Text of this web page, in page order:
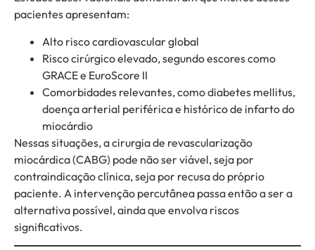
pacientes apresentam:
Alto risco cardiovascular global
Risco cirúrgico elevado, segundo escores como
GRACE e EuroScore II
Comorbidades relevantes, como diabetes mellitus,
doença arterial periférica e histórico de infarto do
miocárdio
Nessas situações, a cirurgia de revascularização
miocárdica (CABG) pode não ser viável, seja por
contraindicação clínica, seja por recusa do próprio
paciente. A intervenção percutânea passa então a ser a
alternativa possível, ainda que envolva riscos
significativos.